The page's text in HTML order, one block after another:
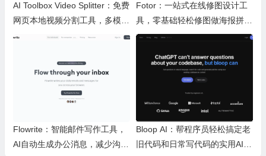
AI Toolbox Video Splitter：免费
网页本地视频分割工具，多模式
裁切高清视频且保护隐私
Fotor：一站式在线修图设计工
具，零基础轻松修图做海报拼图
文创内容
Flowrite：智能邮件写作工具，
AI自动生成办公消息，减少沟通
Bloop AI：帮程序员轻松搞定老
旧代码和日常写代码的实用AI小